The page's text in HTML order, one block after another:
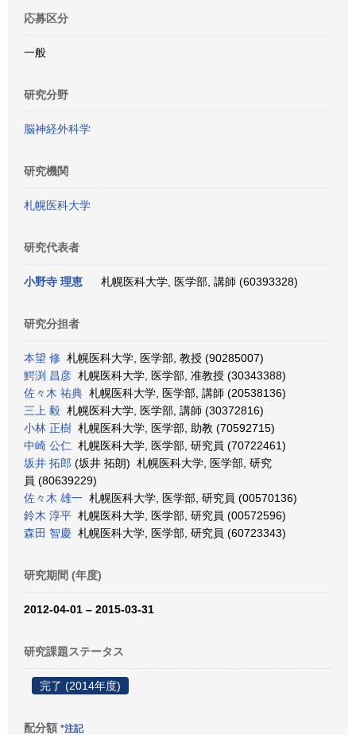
応募区分
一般
研究分野
脳神経外科学
研究機関
札幌医科大学
研究代表者
小野寺 理恵 札幌医科大学, 医学部, 講師 (60393328)
研究分担者
本望 修 札幌医科大学, 医学部, 教授 (90285007)
鰐渕 昌彦 札幌医科大学, 医学部, 准教授 (30343388)
佐々木 祐典 札幌医科大学, 医学部, 講師 (20538136)
三上 毅 札幌医科大学, 医学部, 講師 (30372816)
小林 正樹 札幌医科大学, 医学部, 助教 (70592715)
中崎 公仁 札幌医科大学, 医学部, 研究員 (70722461)
坂井 拓郎 (坂井 拓朗) 札幌医科大学, 医学部, 研究
員 (80639229)
佐々木 雄一 札幌医科大学, 医学部, 研究員 (00570136)
鈴木 淳平 札幌医科大学, 医学部, 研究員 (00572596)
森田 智慶 札幌医科大学, 医学部, 研究員 (60723343)
研究期間 (年度)
2012-04-01 – 2015-03-31
研究課題ステータス
完了 (2014年度)
配分額 *注記